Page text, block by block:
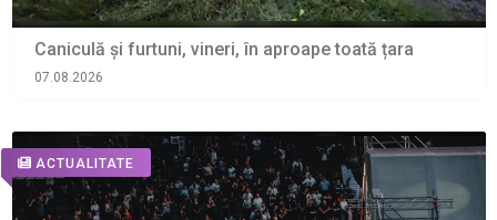
Caniculă și furtuni, vineri, în aproape toată țara
07.08.2026
ACTUALITATE